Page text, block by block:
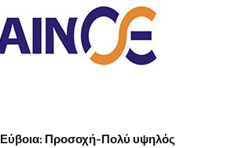
Εύβοια: Προσοχή-Πολύ υψηλός